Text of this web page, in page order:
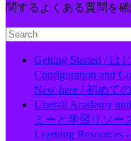
関するよくある質問を確
Getting Started / は
Configuration and
New here / 初めて
Uberall Academy
ミーと学習リソー
Learning Resources